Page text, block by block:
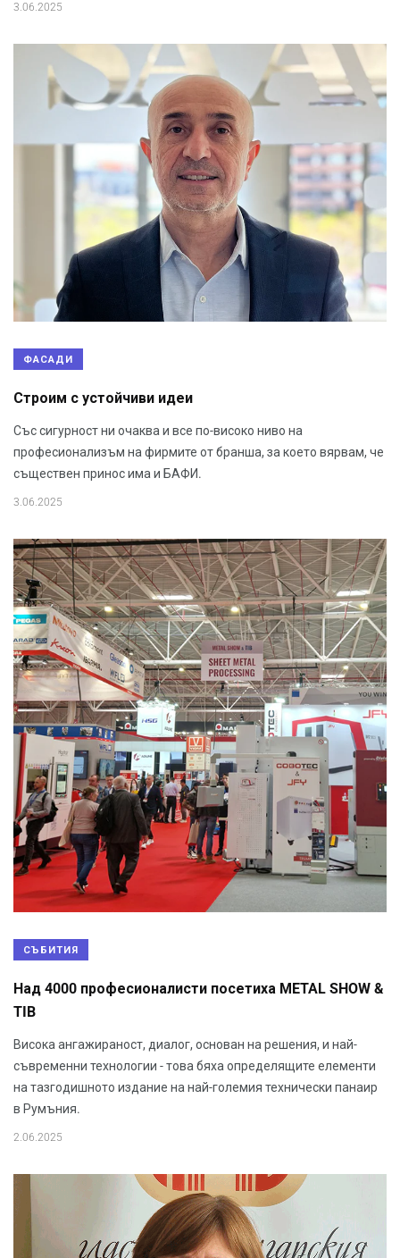
3.06.2025
ФАСАДИ
Строим с устойчиви идеи
Със сигурност ни очаква и все по-високо ниво на
професионализъм на фирмите от бранша, за което вярвам, че
съществен принос има и БАФИ.
3.06.2025
СЪБИТИЯ
Над 4000 професионалисти посетиха METAL SHOW &
TIB
Висока ангажираност, диалог, основан на решения, и най-
съвременни технологии - това бяха определящите елементи
на тазгодишното издание на най-големия технически панаир
в Румъния.
2.06.2025